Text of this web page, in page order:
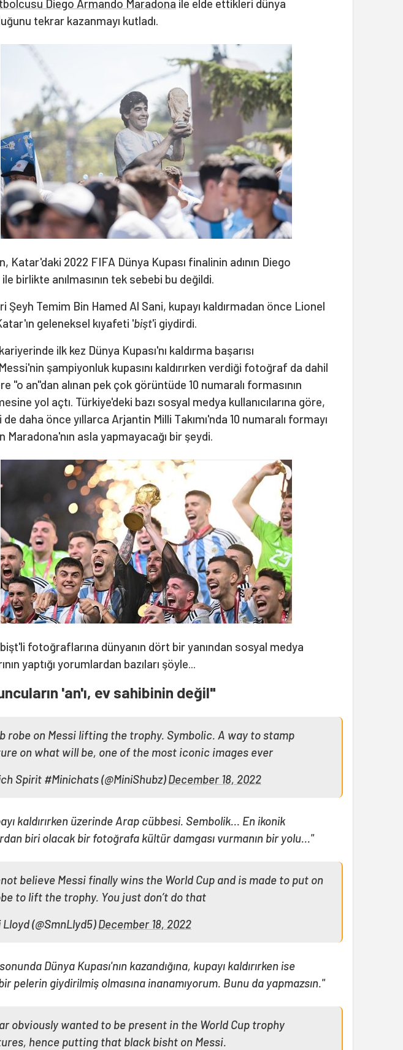
Diego Armando Maradona ile elde ettikleri dünya
tekrar kazanmayı kutladı.
Katar'daki 2022 FIFA Dünya Kupası finalinin adının Diego
birlikte anılmasının tek sebebi bu değildi.
Şeyh Temim Bin Hamed Al Sani, kupayı kaldırmadan önce Lionel
geleneksel kıyafeti 'bişt'i giydirdi.
ilk kez Dünya Kupası'nı kaldırma başarısı
şampiyonluk kupasını kaldırırken verdiği fotoğraf da dahil
"o an"dan alınan pek çok görüntüde 10 numaralı formasının
yol açtı. Türkiye'deki bazı sosyal medya kullanıcılarına göre,
daha önce yıllarca Arjantin Milli Takımı'nda 10 numaralı formayı
Maradona'nın asla yapmayacağı bir şeydi.
fotoğraflarına dünyanın dört bir yanından sosyal medya
yaptığı yorumlardan bazıları şöyle...
'an'ı, ev sahibinin değil"
robe on Messi lifting the trophy. Symbolic. A way to stamp
on what will be, one of the most iconic images ever
Spirit #Minichats (@MiniShubz)December 18, 2022
kaldırırken üzerinde Arap cübbesi. Sembolik... En ikonik
biri olacak bir fotoğrafa kültür damgası vurmanın bir yolu..."
believe Messi finally wins the World Cup and is made to put on
to lift the trophy. You just don’t do that
Lloyd (@SmnLlyd5)December 18, 2022
Dünya Kupası'nın kazandığına, kupayı kaldırırken ise
pelerin giydirilmiş olmasına inanamıyorum. Bunu da yapmazsın."
obviously wanted to be present in the World Cup trophy
hence putting that black bisht on Messi.